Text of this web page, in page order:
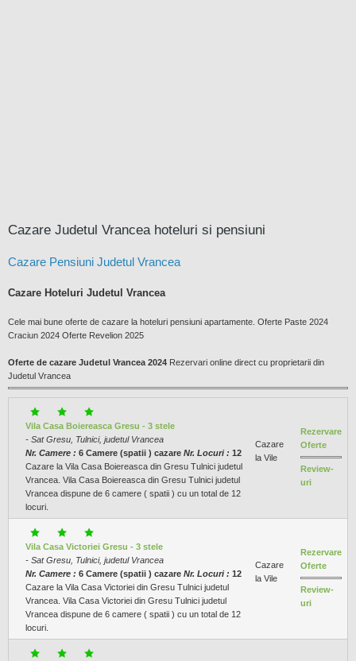
Cazare Judetul Vrancea hoteluri si pensiuni
Cazare Pensiuni Judetul Vrancea
Cazare Hoteluri Judetul Vrancea
Cele mai bune oferte de cazare la hoteluri pensiuni apartamente. Oferte Paste 2024
Craciun 2024 Oferte Revelion 2025
Oferte de cazare Judetul Vrancea 2024 Rezervari online direct cu proprietarii din
Judetul Vrancea
Vila Casa Boiereasca Gresu - 3 stele
- Sat Gresu, Tulnici, judetul Vrancea
Nr. Camere : 6 Camere (spatii ) cazare Nr. Locuri : 12
Cazare la Vila Casa Boiereasca din Gresu Tulnici judetul
Vrancea. Vila Casa Boiereasca din Gresu Tulnici judetul
Vrancea dispune de 6 camere ( spatii ) cu un total de 12
locuri.
Cazare
la Vile
Rezervare
Oferte
Review-
uri
Vila Casa Victoriei Gresu - 3 stele
- Sat Gresu, Tulnici, judetul Vrancea
Nr. Camere : 6 Camere (spatii ) cazare Nr. Locuri : 12
Cazare la Vila Casa Victoriei din Gresu Tulnici judetul
Vrancea. Vila Casa Victoriei din Gresu Tulnici judetul
Vrancea dispune de 6 camere ( spatii ) cu un total de 12
locuri.
Cazare
la Vile
Rezervare
Oferte
Review-
uri